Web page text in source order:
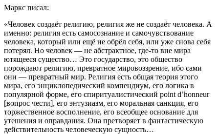
Маркс писал:
«Человек создаёт религию, религия же не создаёт человека. А
именно: религия есть самосознание и самочувствование
человека, который или ещё не обрёл себя, или уже снова себя
потерял. Но человек — не абстрактное, где-то вне мира
ютящееся существо… Это государство, это общество
порождают религию, превратное мировоззрение, ибо сами
они — превратный мир. Религия есть общая теория этого
мира, его энциклопедический компендиум, его логика в
популярной форме, его спиритуалистический point d’honneur
[вопрос чести], его энтузиазм, его моральная санкция, его
торжественное восполнение, его всеобщее основание для
утешения и оправдания. Она претворяет в фантастическую
действительность человеческую сущность…